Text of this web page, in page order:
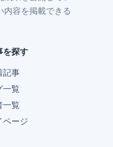
内容を掲載できる
を探す
記事
一覧
一覧
ページ